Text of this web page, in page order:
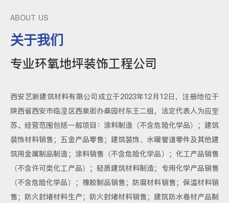
ABOUT US
关于我们
专业环氧地坪装饰工程公司
西安艺新建筑材料有限公司成立于2023年12月12日，注册地位于
陕西省西安市临潼区西泉街办桑园村东王二组，法定代表人为应奎
苏。经营范围包括一般项目：涂料制造（不含危险化学品）；建筑
装饰材料销售；五金产品零售；建筑装饰、水暖管道零件及其他建
筑用金属制品制造；涂料销售（不含危险化学品）；化工产品销售
（不含许可类化工产品）；轻质建筑材料制造；专用化学产品销售
（不含危险化学品）；橡胶制品销售；防腐材料销售；保温材料销
售；防火封堵材料生产；防火封堵材料销售；建筑防水卷材产品制